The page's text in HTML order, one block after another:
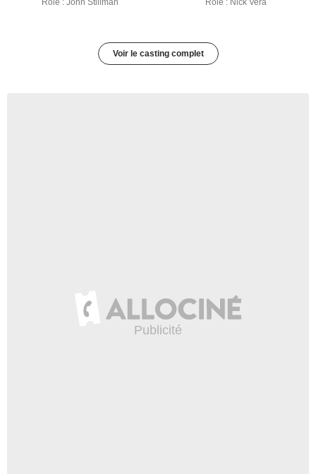
Voir le casting complet